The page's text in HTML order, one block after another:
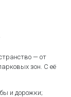
— от
зон. С её
и дорожки;